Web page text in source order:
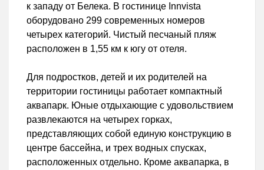
к западу от Белека. В гостинице Innvista
оборудовано 299 современных номеров
четырех категорий. Чистый песчаный пляж
расположен в 1,55 км к югу от отеля.
Для подростков, детей и их родителей на
территории гостиницы работает компактный
аквапарк. Юные отдыхающие с удовольствием
развлекаются на четырех горках,
представляющих собой единую конструкцию в
центре бассейна, и трех водных спусках,
расположенных отдельно. Кроме аквапарка, в